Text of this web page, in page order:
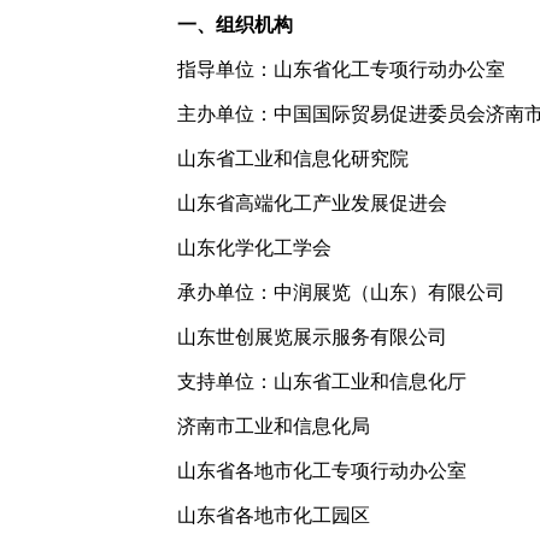
一、组织机构
指导单位：山东省化工专项行动办公室
主办单位：中国国际贸易促进委员会济南
山东省工业和信息化研究院
山东省高端化工产业发展促进会
山东化学化工学会
承办单位：中润展览（山东）有限公司
山东世创展览展示服务有限公司
支持单位：山东省工业和信息化厅
济南市工业和信息化局
山东省各地市化工专项行动办公室
山东省各地市化工园区